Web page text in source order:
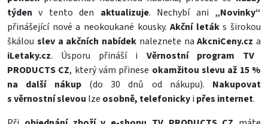
týden v tento den aktualizuje. Nechybí ani „Novinky“
přinášející nové a neokoukané kousky.Akční letáks širokou
škálou slev a akčních nabídek naleznete naAkcniCeny.cz a
iLetaky.cz. Úsporu přináší i Věrnostní program TV
PRODUCTS CZ, který vám přinese okamžitou slevu až 15 %
na další nákup(do 30 dnů od nákupu). Nakupovat
s věrnostní slevou lze osobně, telefonickyi přes internet.